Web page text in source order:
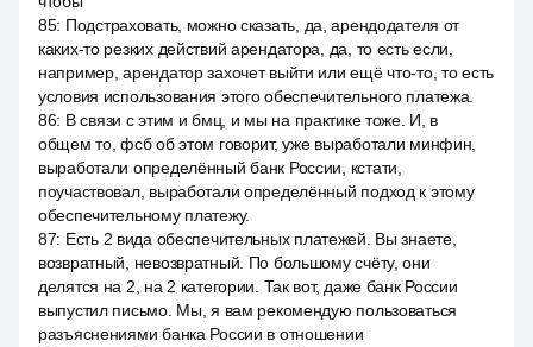
85: Подстраховать, можно сказать, да, арендодателя от
каких-то резких действий арендатора, да, то есть если,
например, арендатор захочет выйти или ещё что-то, то есть
условия использования этого обеспечительного платежа.
86: В связи с этим и бмц, и мы на практике тоже. И, в
общем то, фсб об этом говорит, уже выработали минфин,
выработали определённый банк России, кстати,
поучаствовал, выработали определённый подход к этому
обеспечительному платежу.
87: Есть 2 вида обеспечительных платежей. Вы знаете,
возвратный, невозвратный. По большому счёту, они
делятся на 2, на 2 категории. Так вот, даже банк России
выпустил письмо. Мы, я вам рекомендую пользоваться
разъяснениями банка России в отношении